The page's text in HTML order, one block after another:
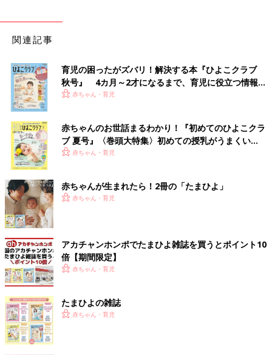
関連記事
育児の困ったがズバリ！解決する本『ひよこクラブ
秋号』 4カ月～2才になるまで、育児に役立つ情報が
いっぱい！
赤ちゃん・育児
赤ちゃんのお世話まるわかり！『初めてのひよこクラ
ブ 夏号』〈巻頭大特集〉初めての授乳がうまくい
く！ おっぱい・ミルクの基本と夏のトラブル 解決テ
赤ちゃん・育児
赤ちゃんが生まれたら！2冊の「たまひよ」
赤ちゃん・育児
アカチャンホンポでたまひよ雑誌を買うとポイント10
倍【期間限定】
赤ちゃん・育児
たまひよの雑誌
赤ちゃん・育児